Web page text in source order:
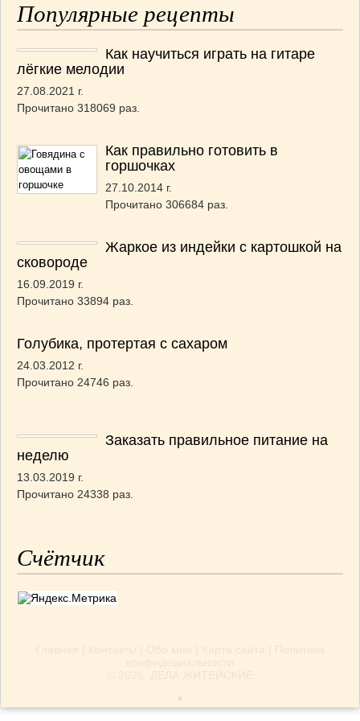
Популярные рецепты
Как научиться играть на гитаре
лёгкие мелодии
27.08.2021 г.
Прочитано 318069 раз.
Как правильно готовить в
горшочках
27.10.2014 г.
Прочитано 306684 раз.
Жаркое из индейки с картошкой на
сковороде
16.09.2019 г.
Прочитано 33894 раз.
Голубика, протертая с сахаром
24.03.2012 г.
Прочитано 24746 раз.
Заказать правильное питание на
неделю
13.03.2019 г.
Прочитано 24338 раз.
Счётчик